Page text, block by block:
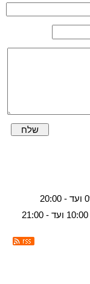
שלח